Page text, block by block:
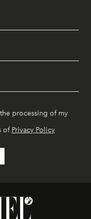
processing of my
of Privacy Policy